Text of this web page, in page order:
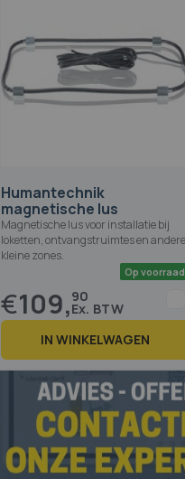
Humantechnik
magnetische lus
Magnetische lus voor installatie bij
loketten, ontvangstruimtes en andere
kleine zones.
€109,90
IN WINKELWAGEN